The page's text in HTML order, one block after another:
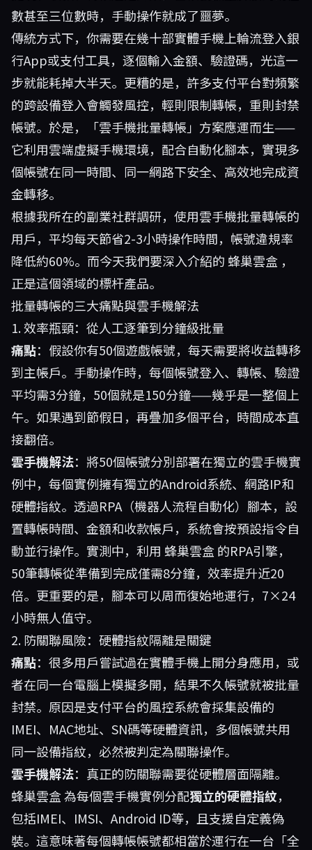
數甚至三位數時，手動操作就成了噩夢。
傳統方式下，你需要在幾十部實體手機上輪流登入銀
行App或支付工具，逐個輸入金額、驗證碼，光這一
步就能耗掉大半天。更糟的是，許多支付平台對頻繁
的跨設備登入會觸發風控，輕則限制轉帳，重則封禁
帳號。於是，「雲手機批量轉帳」方案應運而生——
它利用雲端虛擬手機環境，配合自動化腳本，實現多
個帳號在同一時間、同一網路下安全、高效地完成資
金轉移。
根據我所在的副業社群調研，使用雲手機批量轉帳的
用戶，平均每天節省2-3小時操作時間，帳號違規率
降低約60%。而今天我們要深入介紹的 蜂巢雲盒 ，
正是這個領域的標杆產品。
批量轉帳的三大痛點與雲手機解法
1. 效率瓶頸：從人工逐筆到分鐘級批量
痛點：假設你有50個遊戲帳號，每天需要將收益轉移
到主帳戶。手動操作時，每個帳號登入、轉帳、驗證
平均需3分鐘，50個就是150分鐘——幾乎是一整個上
午。如果遇到節假日，再疊加多個平台，時間成本直
接翻倍。
雲手機解法：將50個帳號分別部署在獨立的雲手機實
例中，每個實例擁有獨立的Android系統、網路IP和
硬體指紋。透過RPA（機器人流程自動化）腳本，設
置轉帳時間、金額和收款帳戶，系統會按預設指令自
動並行操作。實測中，利用 蜂巢雲盒的RPA引擎，
50筆轉帳從準備到完成僅需8分鐘，效率提升近20
倍。更重要的是，腳本可以周而復始地運行，7×24
小時無人值守。
2. 防關聯風險：硬體指紋隔離是關鍵
痛點：很多用戶嘗試過在實體手機上開分身應用，或
者在同一台電腦上模擬多開，結果不久帳號就被批量
封禁。原因是支付平台的風控系統會採集設備的
IMEI、MAC地址、SN碼等硬體資訊，多個帳號共用
同一設備指紋，必然被判定為關聯操作。
雲手機解法：真正的防關聯需要從硬體層面隔離。
蜂巢雲盒為每個雲手機實例分配獨立的硬體指紋，
包括IMEI、IMSI、Android ID等，且支援自定義偽
裝。這意味著每個轉帳帳號都相當於運行在一台「全